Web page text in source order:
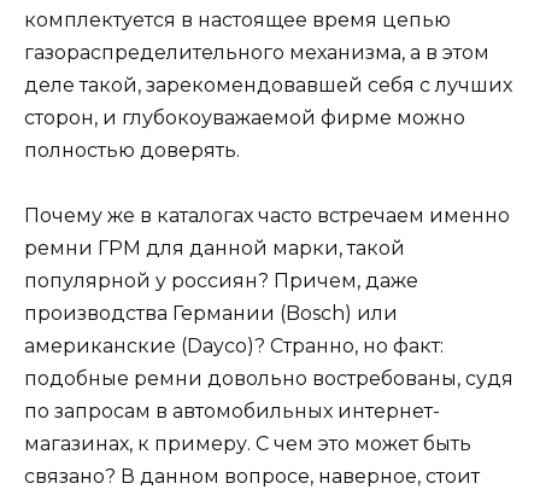
комплектуется в настоящее время цепью
газораспределительного механизма, а в этом
деле такой, зарекомендовавшей себя с лучших
сторон, и глубокоуважаемой фирме можно
полностью доверять.
Почему же в каталогах часто встречаем именно
ремни ГРМ для данной марки, такой
популярной у россиян? Причем, даже
производства Германии (Bosch) или
американские (Dayco)? Странно, но факт:
подобные ремни довольно востребованы, судя
по запросам в автомобильных интернет-
магазинах, к примеру. С чем это может быть
связано? В данном вопросе, наверное, стоит